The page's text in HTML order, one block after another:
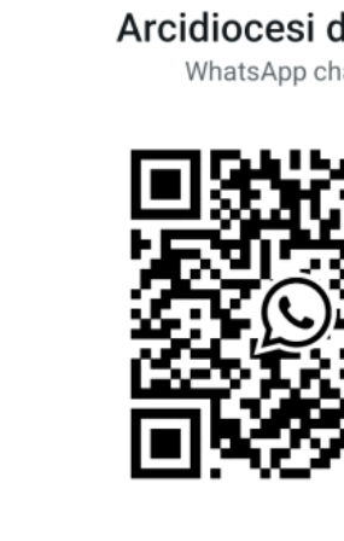
ore 11:30 - Lucca, Scuola
Mei - Viale Castruccio
murales in
Mei curato dal Liceo
ore 18 - Fiano
- Messa in
Mei celebrata da mons.
di Lucca
ore 20.30 -
Michele al Cippo di don
della Memoria in alcuni
città. Ritrovo alle ore